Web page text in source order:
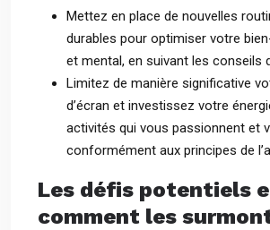
Mettez en place de nouvelles
durables pour optimiser votre
et mental, en suivant les conseils
Limitez de manière significative
d’écran et investissez votre
activités qui vous passionnent et
conformément aux principes de
Les défis potentiels
comment les